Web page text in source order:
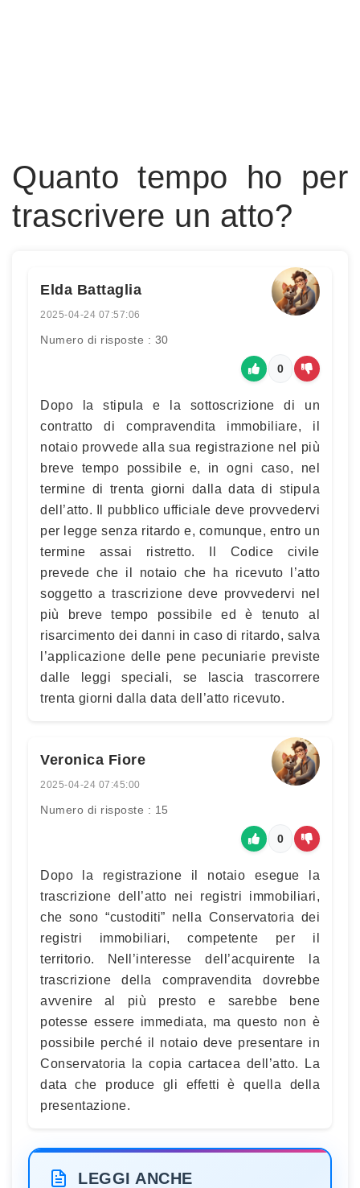
Quanto tempo ho per
trascrivere un atto?
Elda Battaglia
2025-04-24 07:57:06
Numero di risposte : 30
0
Dopo la stipula e la sottoscrizione di un
contratto di compravendita immobiliare, il
notaio provvede alla sua registrazione nel più
breve tempo possibile e, in ogni caso, nel
termine di trenta giorni dalla data di stipula
dell’atto. Il pubblico ufficiale deve provvedervi
per legge senza ritardo e, comunque, entro un
termine assai ristretto. Il Codice civile
prevede che il notaio che ha ricevuto l’atto
soggetto a trascrizione deve provvedervi nel
più breve tempo possibile ed è tenuto al
risarcimento dei danni in caso di ritardo, salva
l’applicazione delle pene pecuniarie previste
dalle leggi speciali, se lascia trascorrere
trenta giorni dalla data dell’atto ricevuto.
Veronica Fiore
2025-04-24 07:45:00
Numero di risposte : 15
0
Dopo la registrazione il notaio esegue la
trascrizione dell’atto nei registri immobiliari,
che sono “custoditi” nella Conservatoria dei
registri immobiliari, competente per il
territorio. Nell’interesse dell’acquirente la
trascrizione della compravendita dovrebbe
avvenire al più presto e sarebbe bene
potesse essere immediata, ma questo non è
possibile perché il notaio deve presentare in
Conservatoria la copia cartacea dell’atto. La
data che produce gli effetti è quella della
presentazione.
LEGGI ANCHE